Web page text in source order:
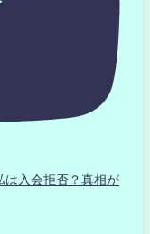
入会拒否？真相が